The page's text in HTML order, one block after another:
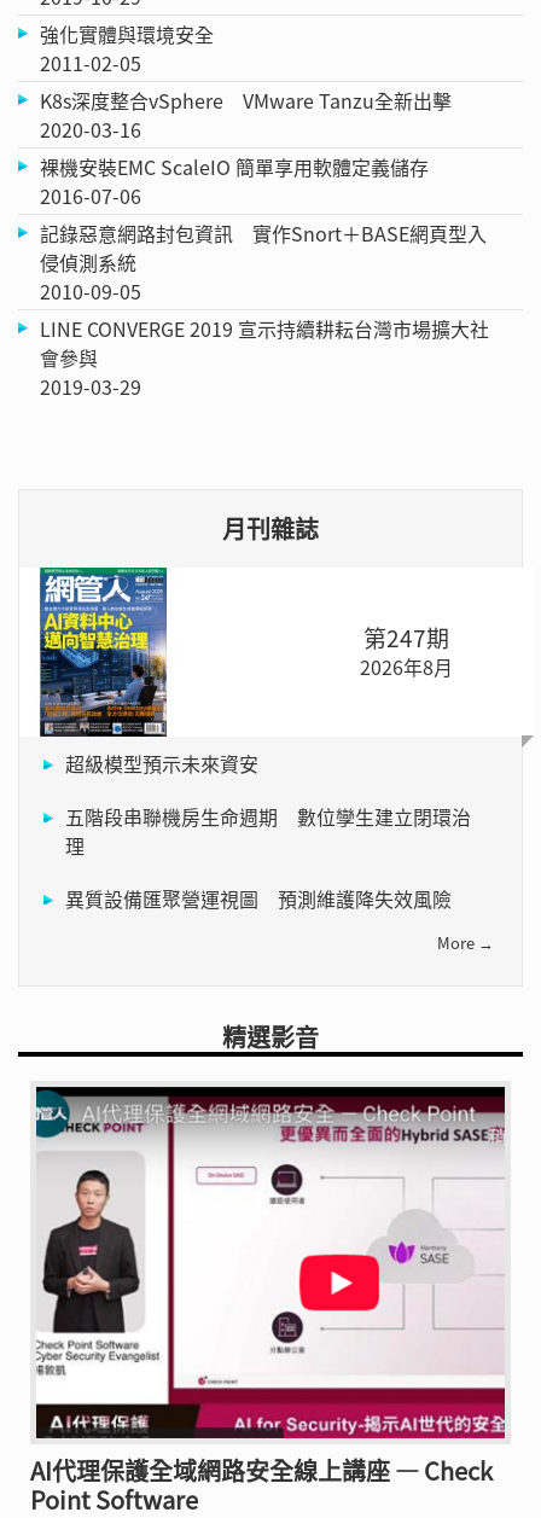
強化實體與環境安全
2011-02-05
K8s深度整合vSphere VMware Tanzu全新出擊
2020-03-16
裸機安裝EMC ScaleIO 簡單享用軟體定義儲存
2016-07-06
記錄惡意網路封包資訊 實作Snort＋BASE網頁型入
侵偵測系統
2010-09-05
LINE CONVERGE 2019 宣示持續耕耘台灣市場擴大社
會參與
2019-03-29
月刊雜誌
第247期
2026年8月
超級模型預示未來資安
五階段串聯機房生命週期 數位孿生建立閉環治
理
異質設備匯聚營運視圖 預測維護降失效風險
More →
精選影音
AI代理保護全域網路安全線上講座 — Check
Point Software